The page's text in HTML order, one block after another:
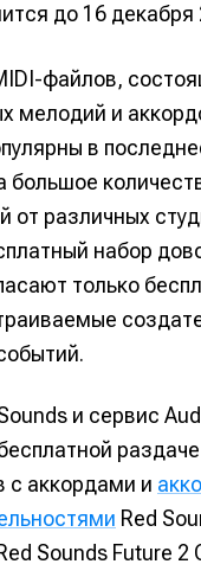
до 16 декабря
файлов,
мелодий и
в
большое
от различных
набор
только
и сервис
с аккордами и
Red
Sounds Future 2